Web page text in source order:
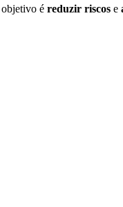
é reduzir riscos e